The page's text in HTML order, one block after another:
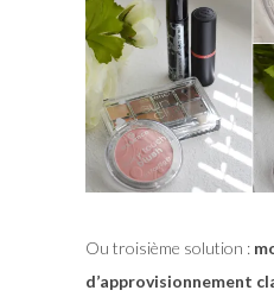
Ou troisième solution :
d’approvisionnement